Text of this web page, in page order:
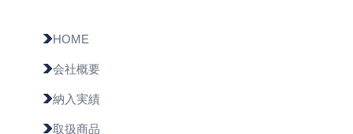
HOME
会社概要
納入実績
取扱商品